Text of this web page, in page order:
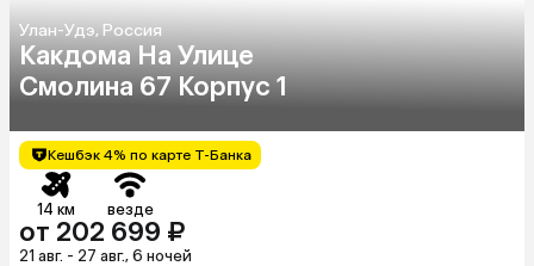
Улан-Удэ, Россия
Какдома На Улице
Смолина 67 Корпус 1
Кешбэк 4% по карте Т-Банка
14 км везде
от 202 699 ₽
21 авг. - 27 авг., 6 ночей